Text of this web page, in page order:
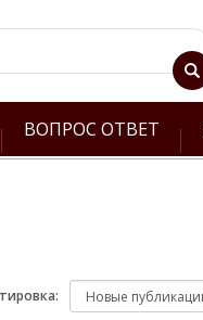
ВОПРОС ОТВЕТ